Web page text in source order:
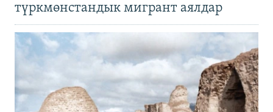
түркмөнстандык мигрант аялдар